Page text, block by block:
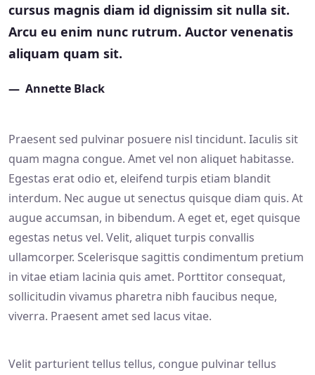
cursus magnis diam id dignissim sit nulla sit.
Arcu eu enim nunc rutrum. Auctor venenatis
aliquam quam sit.
Annette Black
Praesent sed pulvinar posuere nisl tincidunt. Iaculis sit
quam magna congue. Amet vel non aliquet habitasse.
Egestas erat odio et, eleifend turpis etiam blandit
interdum. Nec augue ut senectus quisque diam quis. At
augue accumsan, in bibendum. A eget et, eget quisque
egestas netus vel. Velit, aliquet turpis convallis
ullamcorper. Scelerisque sagittis condimentum pretium
in vitae etiam lacinia quis amet. Porttitor consequat,
sollicitudin vivamus pharetra nibh faucibus neque,
viverra. Praesent amet sed lacus vitae.
Velit parturient tellus tellus, congue pulvinar tellus